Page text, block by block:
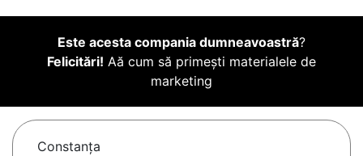
Este acesta compania dumneavoastră?
Felicitări! Aă cum să primești materialele de
marketing
Constanţa